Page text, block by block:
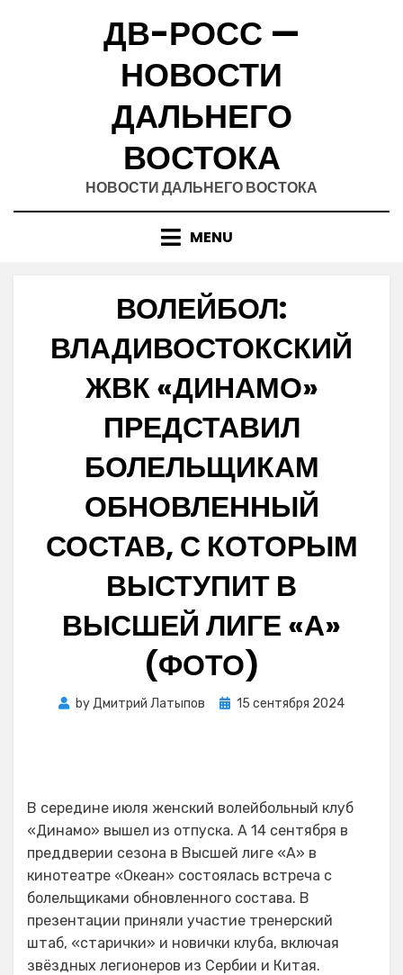
ДВ-РОСС —
НОВОСТИ
ДАЛЬНЕГО
ВОСТОКА
НОВОСТИ ДАЛЬНЕГО ВОСТОКА
MENU
ВОЛЕЙБОЛ:
ВЛАДИВОСТОКСКИЙ
ЖВК «ДИНАМО»
ПРЕДСТАВИЛ
БОЛЕЛЬЩИКАМ
ОБНОВЛЕННЫЙ
СОСТАВ, С КОТОРЫМ
ВЫСТУПИТ В
ВЫСШЕЙ ЛИГЕ «А»
(ФОТО)
byДмитрий Латыпов
Posted
15 сентября 2024
В середине июля женский волейбольный клуб
«Динамо» вышел из отпуска. А 14 сентября в
преддверии сезона в Высшей лиге «А» в
кинотеатре «Океан» состоялась встреча с
болельщиками обновленного состава. В
презентации приняли участие тренерский
штаб, «старички» и новички клуба, включая
звёздных легионеров из Сербии и Китая.